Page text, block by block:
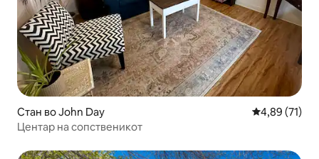
Стан во John Day Просечна
4,89 (71)
Центар на сопственикот